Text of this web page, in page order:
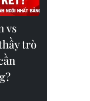
vs
trò